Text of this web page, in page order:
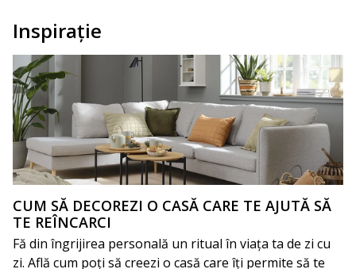
Inspirație
CUM SĂ DECOREZI O CASĂ CARE TE AJUTĂ SĂ
TE REÎNCARCI
Fă din îngrijirea personală un ritual în viața ta de zi cu
zi. Află cum poți să creezi o casă care îți permite să te